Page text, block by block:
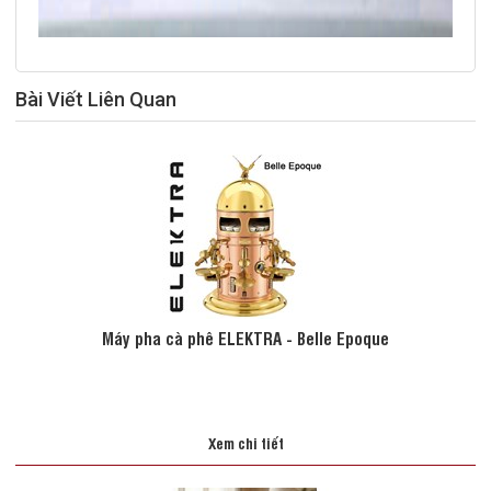
Bài Viết Liên Quan
Máy pha cà phê ELEKTRA - Belle Epoque
Xem chi tiết